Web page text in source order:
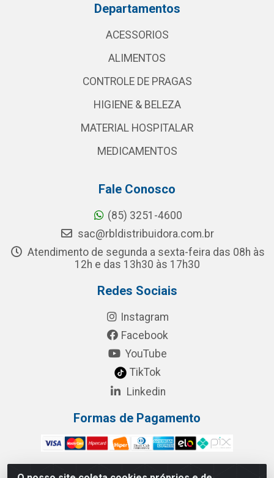
Departamentos
ACESSORIOS
ALIMENTOS
CONTROLE DE PRAGAS
HIGIENE & BELEZA
MATERIAL HOSPITALAR
MEDICAMENTOS
Fale Conosco
(85) 3251-4600
sac@rbldistribuidora.com.br
Atendimento de segunda a sexta-feira das 08h às
12h e das 13h30 às 17h30
Redes Sociais
Instagram
Facebook
YouTube
TikTok
Linkedin
Formas de Pagamento